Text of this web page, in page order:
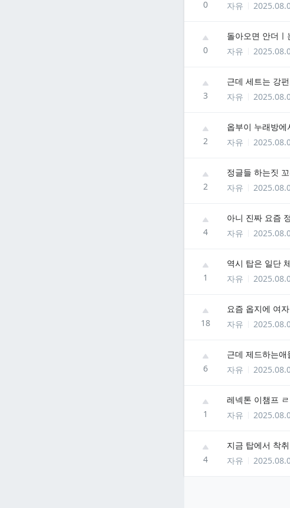
0
자유
0
돌아오면 안더ㅣ
자유
3
근데 세트는 강
자유
2
옵부이 누래방
자유
2
정글들 하는짓
자유
4
아니 진짜 요즘
자유
1
역시 탑은 일단
자유
18
요즘 옵지에 여
자유
6
근데 제드하는
자유
1
레넥톤 이챔프
자유
4
지금 탑에서 착
자유